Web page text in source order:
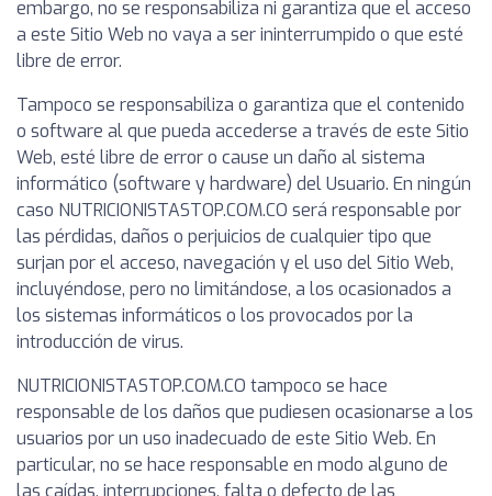
embargo, no se responsabiliza ni garantiza que el acceso
a este Sitio Web no vaya a ser ininterrumpido o que esté
libre de error.
Tampoco se responsabiliza o garantiza que el contenido
o software al que pueda accederse a través de este Sitio
Web, esté libre de error o cause un daño al sistema
informático (software y hardware) del Usuario. En ningún
caso NUTRICIONISTASTOP.COM.CO será responsable por
las pérdidas, daños o perjuicios de cualquier tipo que
surjan por el acceso, navegación y el uso del Sitio Web,
incluyéndose, pero no limitándose, a los ocasionados a
los sistemas informáticos o los provocados por la
introducción de virus.
NUTRICIONISTASTOP.COM.CO tampoco se hace
responsable de los daños que pudiesen ocasionarse a los
usuarios por un uso inadecuado de este Sitio Web. En
particular, no se hace responsable en modo alguno de
las caídas, interrupciones, falta o defecto de las